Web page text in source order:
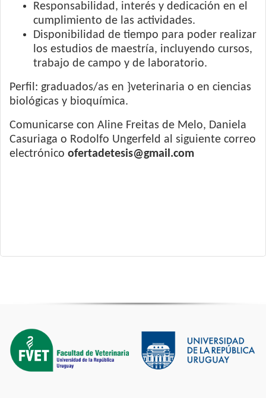
Responsabilidad, interés y dedicación en el
cumplimiento de las actividades.
Disponibilidad de tiempo para poder realizar
los estudios de maestría, incluyendo cursos,
trabajo de campo y de laboratorio.
Perfil: graduados/as en }veterinaria o en ciencias
biológicas y bioquímica.
Comunicarse con Aline Freitas de Melo, Daniela
Casuriaga o Rodolfo Ungerfeld al siguiente correo
electrónico ofertadetesis@gmail.com